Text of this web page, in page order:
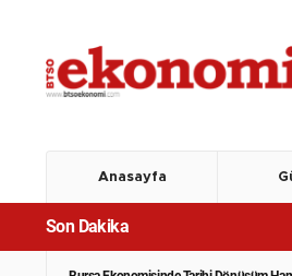
Anasayfa
Son Dakika